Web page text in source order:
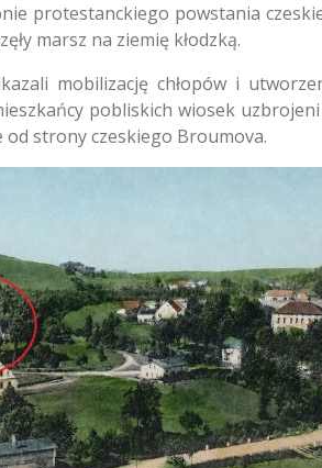
protestanckiego powstania
marsz na ziemię kłodzką.
mobilizację chłopów i
pobliskich wiosek
od strony czeskiego Broumova.